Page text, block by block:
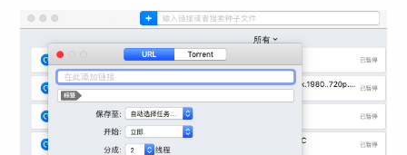
图3：浏览器扩展插件
需求的小伙伴可以关注起来。...